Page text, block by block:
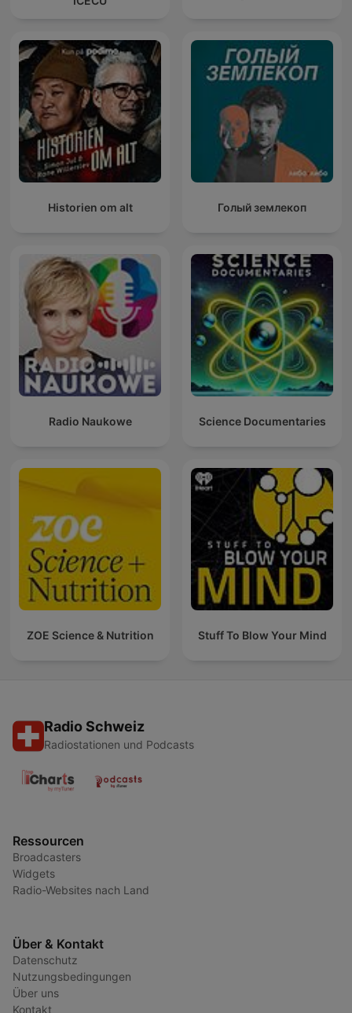
Historien om alt Голый землекоп
Radio Naukowe Science Documentaries
ZOE Science & Nutrition Stuff To Blow Your Mind
Radio Schweiz
Radiostationen und Podcasts
Ressourcen
Broadcasters
Widgets
Radio-Websites nach Land
Über & Kontakt
Datenschutz
Nutzungsbedingungen
Über uns
Kontakt